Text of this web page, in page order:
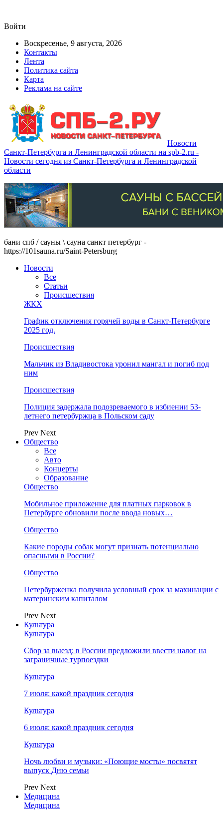
Войти
Воскресенье, 9 августа, 2026
Контакты
Лента
Политика сайта
Карта
Реклама на сайте
Новости
Санкт-Петербурга и Ленинградской области на spb-2.ru -
Новости сегодня из Санкт-Петербурга и Ленинградской
области
бани спб / сауны \ сауна санкт петербург -
https://101sauna.ru/Saint-Petersburg
Новости
Все
Статьи
Происшествия
ЖКХ
График отключения горячей воды в Санкт-Петербурге
2025 год.
Происшествия
Мальчик из Владивостока уронил мангал и погиб под
ним
Происшествия
Полиция задержала подозреваемого в избиении 53-
летнего петербуржца в Польском саду
Prev Next
Общество
Все
Авто
Концерты
Образование
Общество
Мобильное приложение для платных парковок в
Петербурге обновили после ввода новых…
Общество
Какие породы собак могут признать потенциально
опасными в России?
Общество
Петербурженка получила условный срок за махинации с
материнским капиталом
Prev Next
Культура
Культура
Сбор за выезд: в России предложили ввести налог на
заграничные турпоездки
Культура
7 июля: какой праздник сегодня
Культура
6 июля: какой праздник сегодня
Культура
Ночь любви и музыки: «Поющие мосты» посвятят
выпуск Дню семьи
Prev Next
Медицина
Медицина